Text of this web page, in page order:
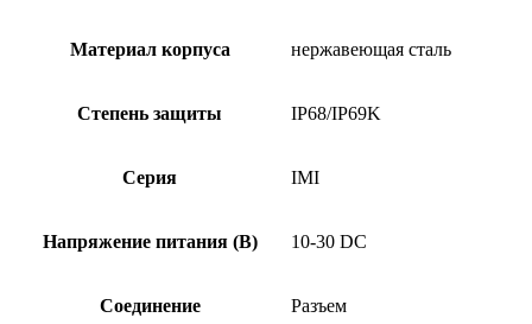
Материал корпуса нержавеющая сталь
Степень защиты IP68/IP69K
Серия IMI
Напряжение питания (В) 10-30 DC
Соединение Разъем